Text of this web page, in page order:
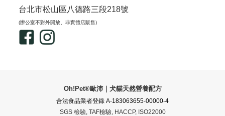
台北市松山區八德路三段218號
(辦公室不對外開放、非實體店販售)
Oh!Pet®歐沛｜犬貓天然營養配方
合法食品業者登錄 A-183063655-00000-4
SGS 檢驗, TAF檢驗, HACCP, ISO22000